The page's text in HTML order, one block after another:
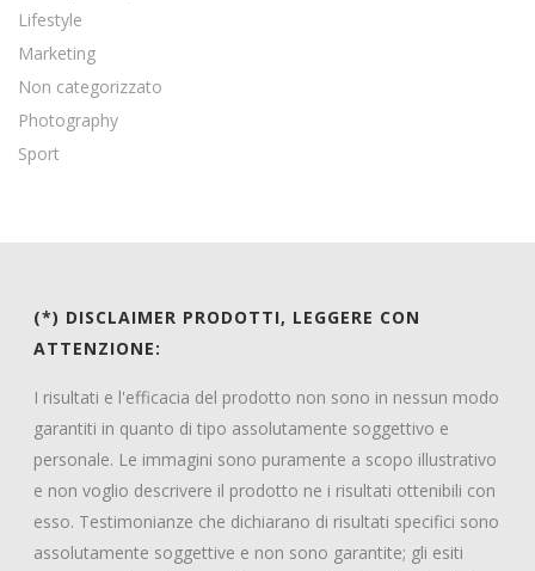
Lifestyle
Marketing
Non categorizzato
Photography
Sport
(*) DISCLAIMER PRODOTTI, LEGGERE CON
ATTENZIONE:
I risultati e l'efficacia del prodotto non sono in nessun modo
garantiti in quanto di tipo assolutamente soggettivo e
personale. Le immagini sono puramente a scopo illustrativo
e non voglio descrivere il prodotto ne i risultati ottenibili con
esso. Testimonianze che dichiarano di risultati specifici sono
assolutamente soggettive e non sono garantite; gli esiti